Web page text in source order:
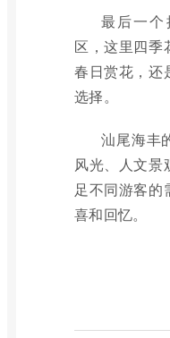
最后一
区，这里四季
春日赏花，还
选择。
汕尾海丰
风光、人文景
足不同游客的
喜和回忆。